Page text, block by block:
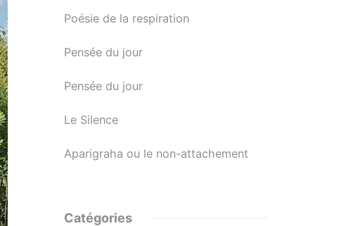
Poésie de la respiration
Pensée du jour
Pensée du jour
Le Silence
Aparigraha ou le non-attachement
Catégories